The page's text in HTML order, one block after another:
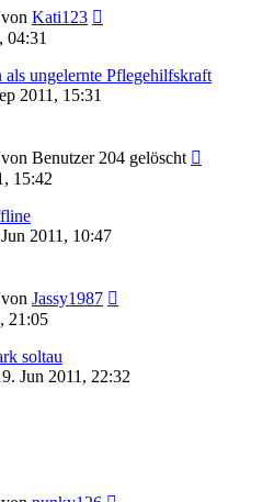
von Kati123
04:31
ungelernte Pflegehilfskraft
2011, 15:31
von Benutzer 204 gelöscht
15:42
2011, 10:47
von Jassy1987
21:05
soltau
Jun 2011, 22:32